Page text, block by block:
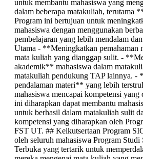
untuk membantu mahasiswa yang
dalam beberapa matakuliah, terutama
Program ini bertujuan untuk
mahasiswa dengan menggunakan
pembelajaran yang lebih mendalam
Utama - **Meningkatkan pemahaman
mata kuliah yang dianggap sulit. -
akademik** mahasiswa dalam
matakuliah pendukung TAP lainnya. -
pendalaman materi** yang lebih
mahasiswa mencapai kompetensi
ini diharapkan dapat membantu
untuk berhasil dalam matakuliah sulit
kompetensi yang diharapkan oleh
FST UT. ## Keikutsertaan Program
oleh seluruh mahasiswa Program
Terbuka yang tertarik untuk